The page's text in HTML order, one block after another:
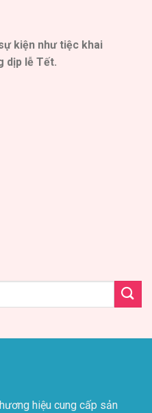
kiện như tiệc khai
dịp lễ Tết.
hiệu cung cấp sản